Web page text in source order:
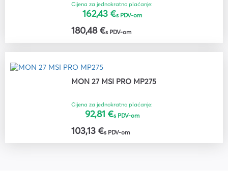
Cijena za jednokratno plaćanje:
162,43 €s PDV-om
180,48 €s PDV-om
MON 27 MSI PRO MP275
Cijena za jednokratno plaćanje:
92,81 €s PDV-om
103,13 €s PDV-om